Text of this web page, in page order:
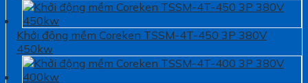
Khởi động mềm Coreken TSSM-4T-450 3P 380V
450kw